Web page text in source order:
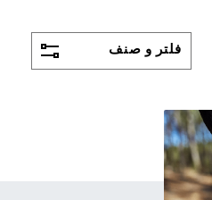
فلتر و صنف